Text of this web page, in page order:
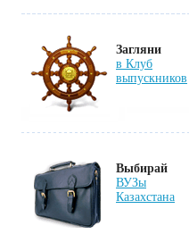
Загляни
в Клуб
выпускников
Выбирай
ВУЗы
Казахстана